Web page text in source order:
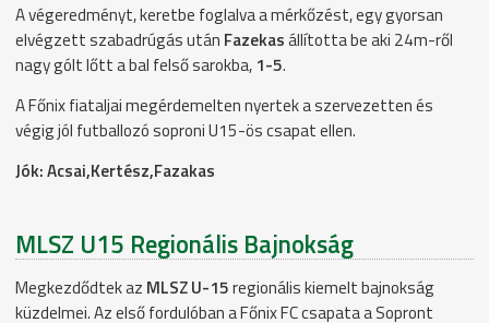
A végeredményt, keretbe foglalva a mérkőzést, egy gyorsan
elvégzett szabadrúgás után Fazekasállította be aki 24m-ről
nagy gólt lőtt a bal felső sarokba, 1-5.
A Főnix fiataljai megérdemelten nyertek a szervezetten és
végig jól futballozó soproni U15-ös csapat ellen.
Jók: Acsai,Kertész,Fazakas
MLSZ U15 Regionális Bajnokság
Megkezdődtek az MLSZ U-15regionális kiemelt bajnokság
küzdelmei. Az első fordulóban a Főnix FC csapata a Sopront